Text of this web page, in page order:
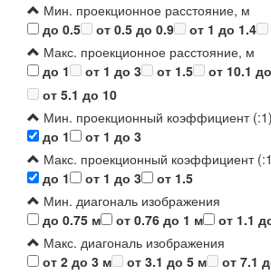
Мин. проекционное расстояние, м
до 0.5
от 0.5 до 0.9 от 1 до 1.4
Макс. проекционное расстояние, м
до 1
от 1 до 3 от 1.5 от 10.1
от 5.1 до 10
Мин. проекционный коэффициент (:1)
до 1
от 1 до 3
Макс. проекционный коэффициент
до 1
от 1 до 3
от 1.5
Мин. диагональ изображения
до 0.75 м
от 0.76 до 1 м от 1.1
Макс. диагональ изображения
от 2 до 3 м
от 3.1 до 5 м от 7.1